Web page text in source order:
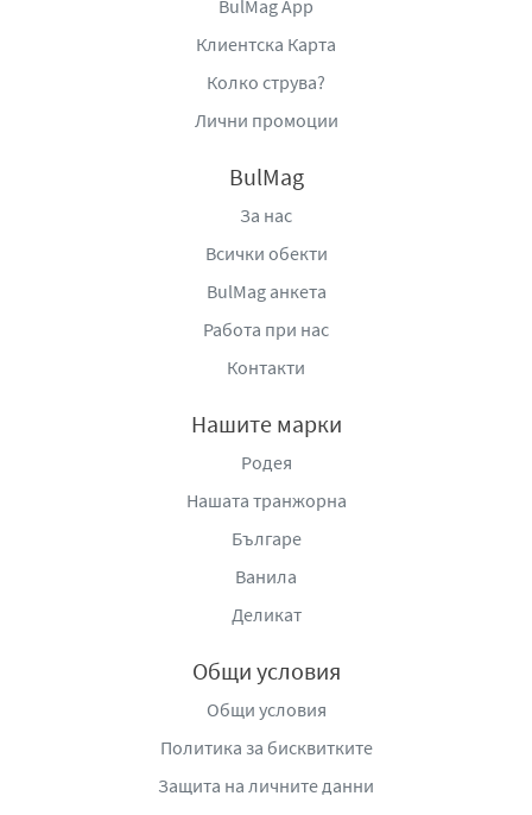
BulMag App
Клиентска Карта
Колко струва?
Лични промоции
BulMag
За нас
Всички обекти
BulMag анкета
Работа при нас
Контакти
Нашите марки
Родея
Нашата транжорна
Българе
Ванила
Деликат
Общи условия
Общи условия
Политика за бисквитките
Защита на личните данни